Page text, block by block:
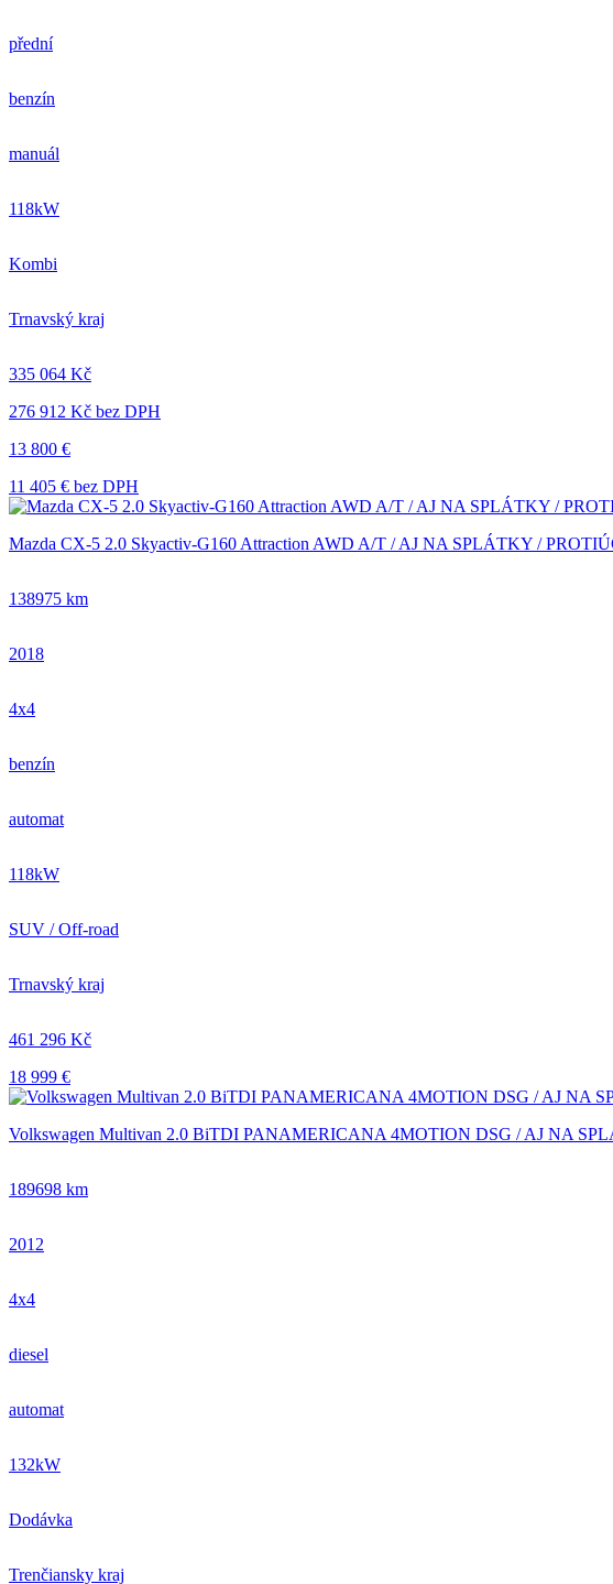
přední
benzín
manuál
118kW
Kombi
Trnavský kraj
335 064 Kč
276 912 Kč bez DPH
13 800 €
11 405 € bez DPH
Mazda CX-5 2.0 Skyactiv-G160 Attraction AWD A/T / AJ NA SPLÁTKY /
138975 km
2018
4x4
benzín
automat
118kW
SUV / Off-road
Trnavský kraj
461 296 Kč
18 999 €
Volkswagen Multivan 2.0 BiTDI PANAMERICANA 4MOTION DSG / AJ NA
189698 km
2012
4x4
diesel
automat
132kW
Dodávka
Trenčiansky kraj